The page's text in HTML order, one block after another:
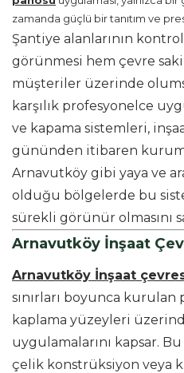
zamanda güçlü bir tanıtım ve
Şantiye alanlarının
görünmesi hem çevre
müşteriler üzerinde
karşılık profesyonelce
ve kapama sistemleri,
gününden itibaren
Arnavutköy gibi yaya ve
olduğu bölgelerde bu
sürekli görünür olmasını
Arnavutköy İnşaat
Arnavutköy İnşaat
sınırları boyunca kurulan
kaplama yüzeyleri
uygulamalarını kapsar.
çelik konstrüksiyon veya